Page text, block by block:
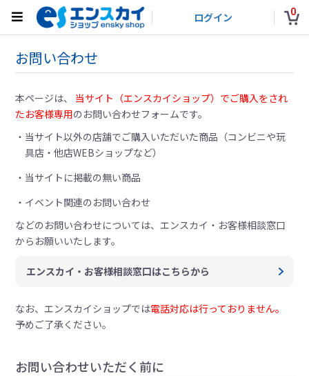
ログイン 0
お問い合わせ
本ページは、 当サイト（エンスカイショップ）でご購入をされ
たお客様専用のお問い合わせフォームです。
当サイト以外の店舗でご購入いただいた商品（コンビニや玩
具店・他店WEBショップなど）
当サイトに掲載の無い商品
イベント関連のお問い合わせ
などのお問い合わせについては、エンスカイ・お客様相談窓口
からお願いいたします。
エンスカイ・お客様相談窓口はこちらから
なお、エンスカイショップでは電話対応は行っておりません。
予めご了承ください。
お問い合わせいただく前に